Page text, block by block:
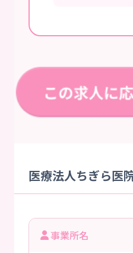
医療法人ちぎら医
事業所名